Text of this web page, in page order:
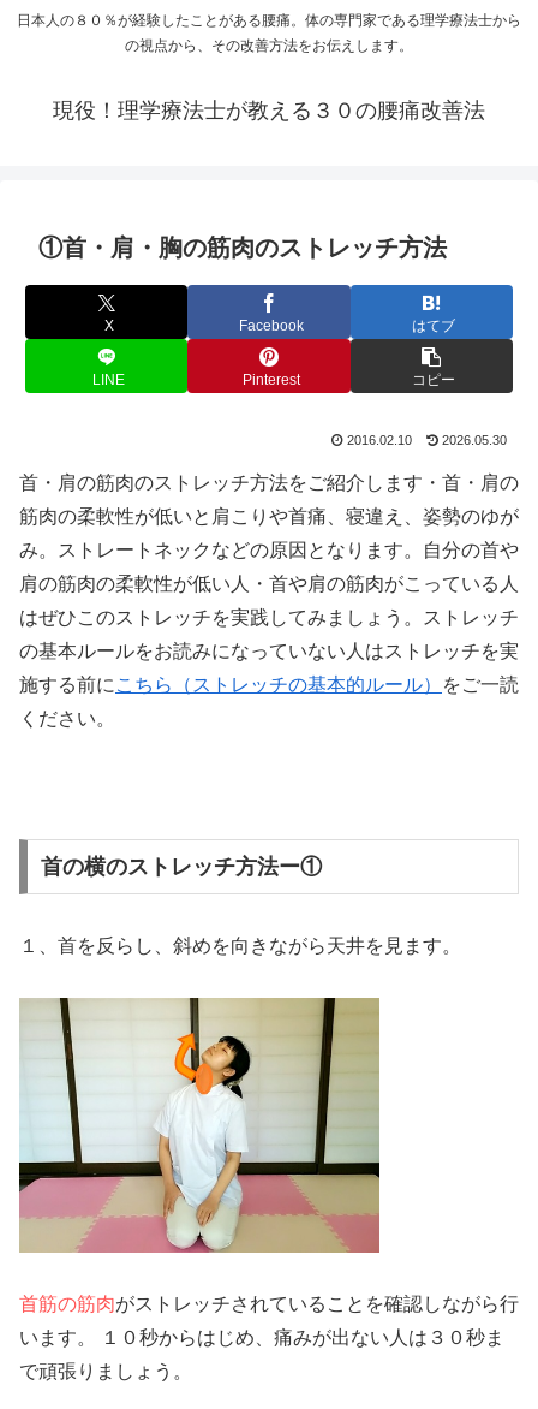
日本人の８０％が経験したことがある腰痛。体の専門家である理学療法士から
の視点から、その改善方法をお伝えします。
現役！理学療法士が教える３０の腰痛改善法
①首・肩・胸の筋肉のストレッチ方法
X Facebook はてブ
LINE Pinterest コピー
2016.02.10 2026.05.30
首・肩の筋肉のストレッチ方法をご紹介します・首・肩の
筋肉の柔軟性が低いと肩こりや首痛、寝違え、姿勢のゆが
み。ストレートネックなどの原因となります。自分の首や
肩の筋肉の柔軟性が低い人・首や肩の筋肉がこっている人
はぜひこのストレッチを実践してみましょう。ストレッチ
の基本ルールをお読みになっていない人はストレッチを実
施する前に こちら（ストレッチの基本的ルール）
をご一読
ください。
首の横のストレッチ方法ー①
１、首を反らし、斜めを向きながら天井を見ます。
首筋の筋肉がストレッチされていることを確認しながら行
います。 １０秒からはじめ、痛みが出ない人は３０秒ま
で頑張りましょう。